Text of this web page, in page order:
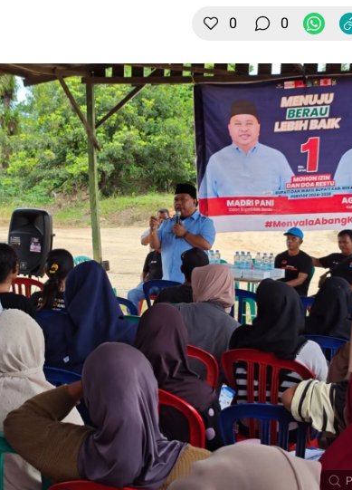
0 0